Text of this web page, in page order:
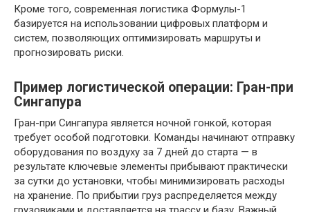
Кроме того, современная логистика Формулы-1
базируется на использовании цифровых платформ и
систем, позволяющих оптимизировать маршруты и
прогнозировать риски.
Пример логистической операции: Гран-при
Сингапура
Гран-при Сингапура является ночной гонкой, которая
требует особой подготовки. Команды начинают отправку
оборудования по воздуху за 7 дней до старта — в
результате ключевые элементы прибывают практически
за сутки до установки, чтобы минимизировать расходы
на хранение. По прибытии груз распределяется между